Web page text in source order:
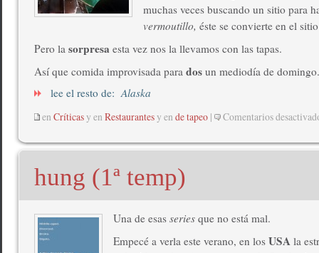
muchas veces buscando un sitio para
vermoutillo, éste se convierte en el
Pero la sorpresaesta vez nos la llevamos con las tapas.
Así que comida improvisada para dos un mediodía de domingo.
lee el resto de:Alaska
en Críticasy en Restaurantesy en de tapeo | Comentarios
hung (1ª temp)
Una de esas series que no está mal.
Empecé a verla este verano, en los USA la